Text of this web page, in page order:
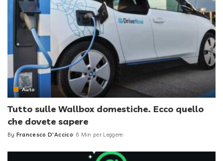
Auto
Tutto sulle Wallbox domestiche. Ecco quello
che dovete sapere
Posted
By Francesco D'Accico 6 Min per Leggere